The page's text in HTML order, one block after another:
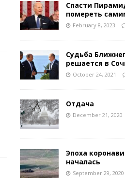
Спасти
помереть
February 8, 2023
Судьба
решается в
October 24, 2021
Отдача
December 21, 2020
Эпоха
началась
September 29, 2020